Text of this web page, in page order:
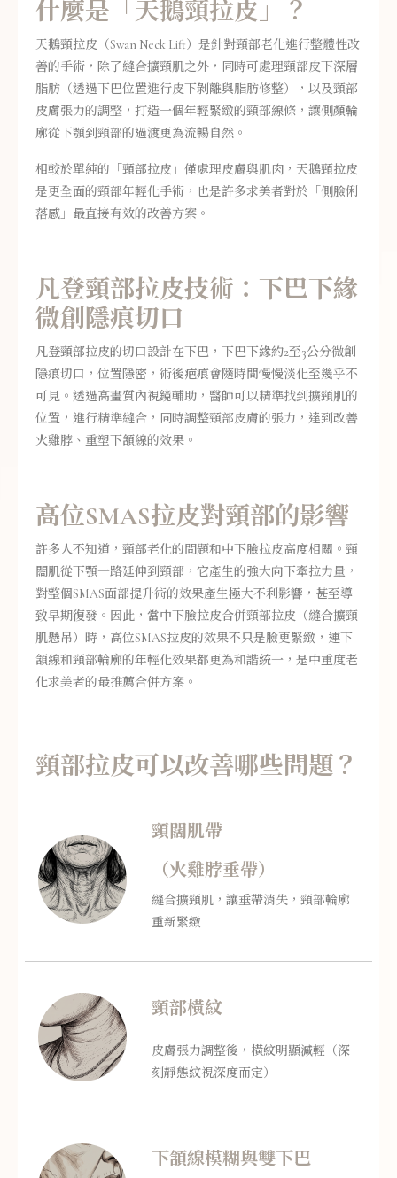
什麼是「天鵝頸拉皮」？
天鵝頸拉皮（Swan Neck Lift）是針對頸部老化進行整體性改
善的手術，除了縫合擴頸肌之外，同時可處理頸部皮下深層
脂肪（透過下巴位置進行皮下剝離與脂肪修整），以及頸部
皮膚張力的調整，打造一個年輕緊緻的頸部線條，讓側顏輪
廓從下顎到頸部的過渡更為流暢自然。
相較於單純的「頸部拉皮」僅處理皮膚與肌肉，天鵝頸拉皮
是更全面的頸部年輕化手術，也是許多求美者對於「側臉俐
落感」最直接有效的改善方案。
凡登頸部拉皮技術：下巴下緣
微創隱痕切口
凡登頸部拉皮的切口設計在下巴，下巴下緣約2至3公分微創
隱痕切口，位置隱密，術後疤痕會隨時間慢慢淡化至幾乎不
可見。透過高畫質內視鏡輔助，醫師可以精準找到擴頸肌的
位置，進行精準縫合，同時調整頸部皮膚的張力，達到改善
火雞脖、重塑下頷線的效果。
高位SMAS拉皮對頸部的影響
許多人不知道，頸部老化的問題和中下臉拉皮高度相關。頸
闊肌從下顎一路延伸到頸部，它產生的強大向下牽拉力量，
對整個SMAS面部提升術的效果產生極大不利影響，甚至導
致早期復發。因此，當中下臉拉皮合併頸部拉皮（縫合擴頸
肌懸吊）時，高位SMAS拉皮的效果不只是臉更緊緻，連下
頷線和頸部輪廓的年輕化效果都更為和諧統一，是中重度老
化求美者的最推薦合併方案。
頸部拉皮可以改善哪些問題？
頸闊肌帶
（火雞脖垂帶）
縫合擴頸肌，讓垂帶消失，頸部輪廓
重新緊緻
頸部橫紋
皮膚張力調整後，橫紋明顯減輕（深
刻靜態紋視深度而定）
下頷線模糊與雙下巴